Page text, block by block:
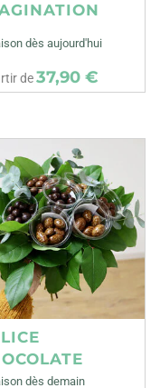
dès aujourd'hui
de37,90 €
dès demain